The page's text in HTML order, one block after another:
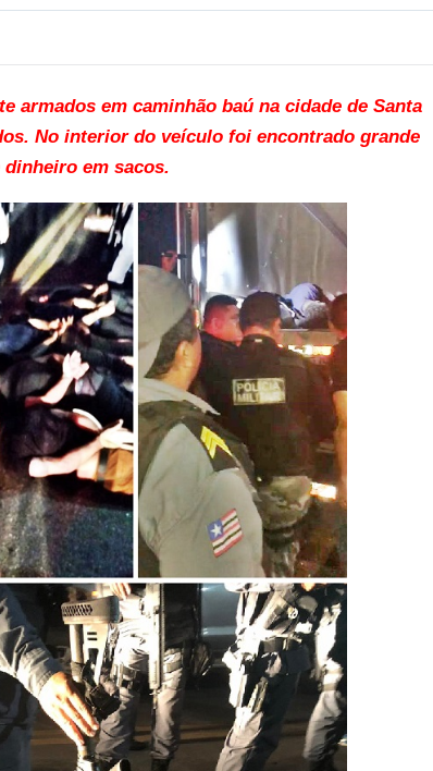
armados em caminhão baú na cidade de Santa
No interior do veículo foi encontrado grande
em sacos.